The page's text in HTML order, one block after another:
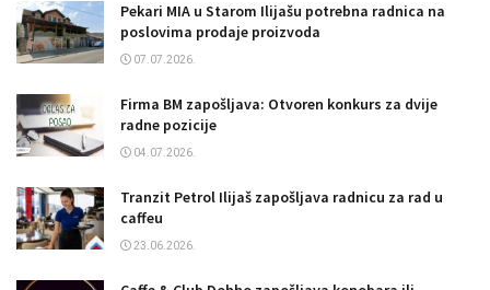
Pekari MIA u Starom Ilijašu potrebna radnica na
poslovima prodaje proizvoda
07.07.2026.
Firma BM zapošljava: Otvoren konkurs za dvije
radne pozicije
04.07.2026.
Tranzit Petrol Ilijaš zapošljava radnicu za rad u
caffeu
23.06.2026.